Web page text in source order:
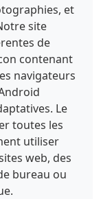
et
site
de
contenant
navigateurs
Le
toutes les
utiliser
web, des
bureau ou